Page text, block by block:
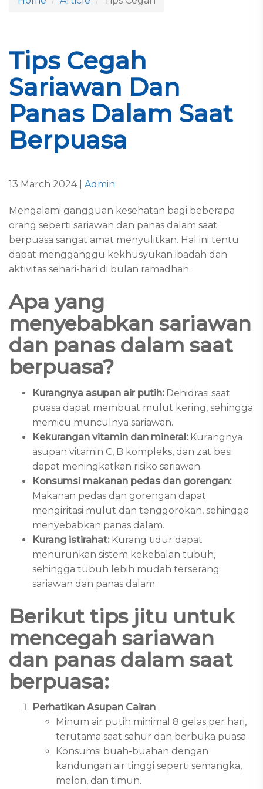
Tips Cegah
Sariawan Dan
Panas Dalam Saat
Berpuasa
13 March 2024 | Admin
Mengalami gangguan kesehatan bagi beberapa
orang seperti sariawan dan panas dalam saat
berpuasa sangat amat menyulitkan. Hal ini tentu
dapat mengganggu kekhusyukan ibadah dan
aktivitas sehari-hari di bulan ramadhan.
Apa yang
menyebabkan sariawan
dan panas dalam saat
berpuasa?
Kurangnya asupan air putih:Dehidrasi saat
puasa dapat membuat mulut kering, sehingga
memicu munculnya sariawan.
Kekurangan vitamin dan mineral:Kurangnya
asupan vitamin C, B kompleks, dan zat besi
dapat meningkatkan risiko sariawan.
Konsumsi makanan pedas dan gorengan:
Makanan pedas dan gorengan dapat
mengiritasi mulut dan tenggorokan, sehingga
menyebabkan panas dalam.
Kurang istirahat:Kurang tidur dapat
menurunkan sistem kekebalan tubuh,
sehingga tubuh lebih mudah terserang
sariawan dan panas dalam.
Berikut tips jitu untuk
mencegah sariawan
dan panas dalam saat
berpuasa:
Perhatikan Asupan Cairan
Minum air putih minimal 8 gelas per hari,
terutama saat sahur dan berbuka puasa.
Konsumsi buah-buahan dengan
kandungan air tinggi seperti semangka,
melon, dan timun.